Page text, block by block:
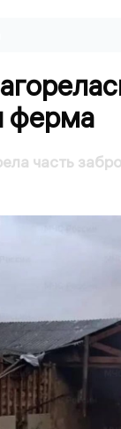
ферма
часть